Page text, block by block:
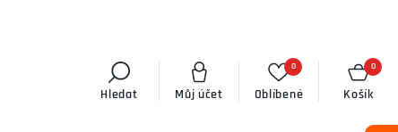
Hledat Můj účet
0
Oblíbené
0
Košík